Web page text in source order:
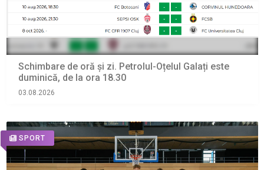
Schimbare de oră și zi. Petrolul-Oțelul Galați este
duminică, de la ora 18.30
03.08.2026
SPORT